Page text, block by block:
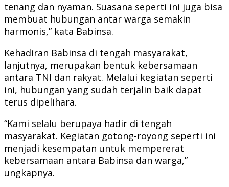
tenang dan nyaman. Suasana seperti ini juga bisa
membuat hubungan antar warga semakin
harmonis,” kata Babinsa.
Kehadiran Babinsa di tengah masyarakat,
lanjutnya, merupakan bentuk kebersamaan
antara TNI dan rakyat. Melalui kegiatan seperti
ini, hubungan yang sudah terjalin baik dapat
terus dipelihara.
“Kami selalu berupaya hadir di tengah
masyarakat. Kegiatan gotong-royong seperti ini
menjadi kesempatan untuk mempererat
kebersamaan antara Babinsa dan warga,”
ungkapnya.